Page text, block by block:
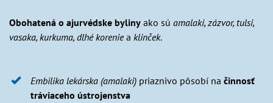
Obohatená o ajurvédske byliny ako sú amalaki, zázvor, tulsi,
vasaka, kurkuma, dlhé koreniea klinček.
Embilika lekárska (amalaki) priaznivo pôsobí na činnosť
tráviaceho ústrojenstva